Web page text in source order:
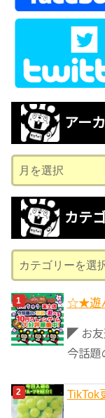
アー
ー
カ
ブ
カテ
テ
ゴ
リ
ー
☆★遊
◤ お友
今話題
TikTok